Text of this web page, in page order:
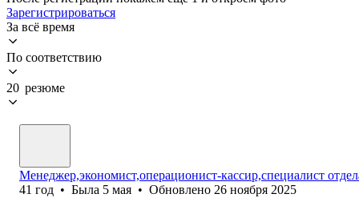
Зарегистрироваться
За всё время
По соответствию
20 резюме
Менеджер,экономист,операционист-кассир,специалист
41 год • Была 5 мая • Обновлено 26 ноября 2025